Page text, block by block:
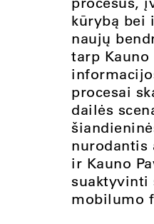
kūrybą bei
naujų
tarp
procesai
dailės
nurodantis
ir Kauno
suaktyvinti
mobilumo